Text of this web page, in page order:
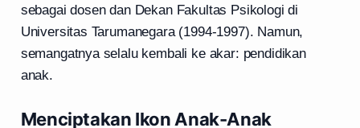
sebagai dosen dan Dekan Fakultas Psikologi di
Universitas Tarumanegara (1994-1997). Namun,
semangatnya selalu kembali ke akar: pendidikan
anak.
Menciptakan Ikon Anak-Anak